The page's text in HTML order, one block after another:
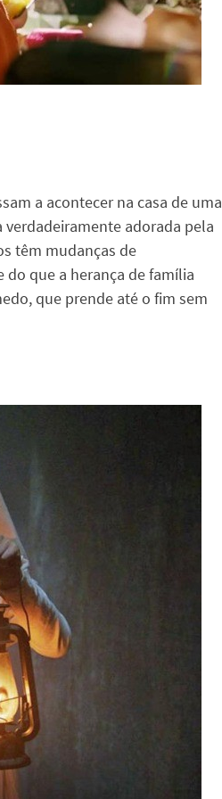
a acontecer na casa de uma
verdadeiramente adorada pela
têm mudanças de
que a herança de família
que prende até o fim sem